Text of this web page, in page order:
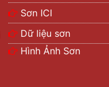
Sơn ICI
Dữ liệu sơn
Hình Ảnh Sơn